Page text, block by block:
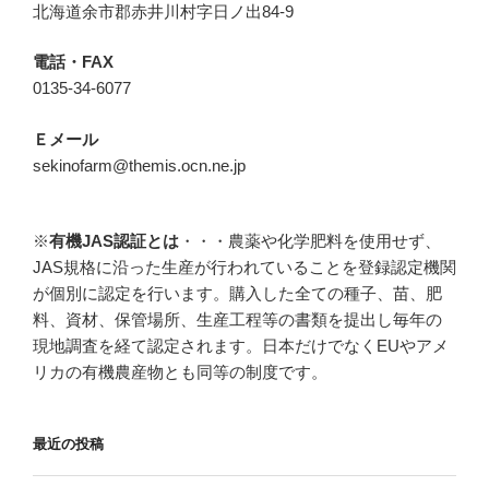
北海道余市郡赤井川村字日ノ出84-9
電話・FAX
0135-34-6077
Ｅメール
sekinofarm@themis.ocn.ne.jp
※有機JAS認証とは ・・・農薬や化学肥料を使用せず、
JAS規格に沿った生産が行われていることを登録認定機関
が個別に認定を行います。購入した全ての種子、苗、肥
料、資材、保管場所、生産工程等の書類を提出し毎年の
現地調査を経て認定されます。日本だけでなくEUやアメ
リカの有機農産物とも同等の制度です。
最近の投稿